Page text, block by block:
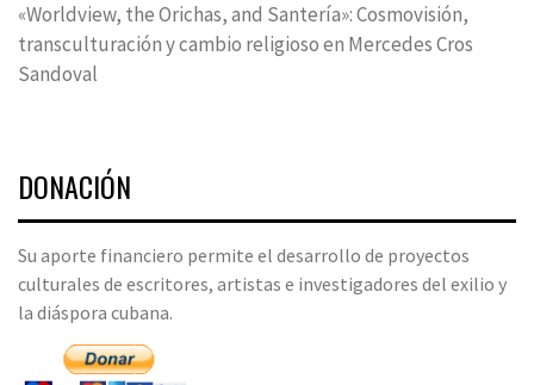
«Worldview, the Orichas, and Santería»: Cosmovisión,
transculturación y cambio religioso en Mercedes Cros
Sandoval
DONACIÓN
Su aporte financiero permite el desarrollo de proyectos
culturales de escritores, artistas e investigadores del exilio y
la diáspora cubana.